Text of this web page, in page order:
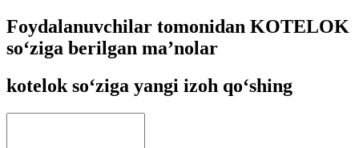
Foydalanuvchilar tomonidan KOTELOK
so‘ziga berilgan ma’nolar
kotelok so‘ziga yangi izoh qo‘shing